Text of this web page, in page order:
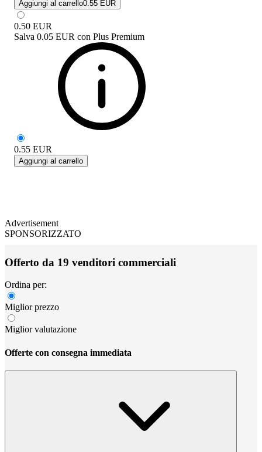
Aggiungi al carrello0.55 EUR
0.50 EUR
Salva 0.05 EUR con Plus Premium
0.55 EUR
Aggiungi al carrello
Advertisement
SPONSORIZZATO
Offerto da 19 venditori commerciali
Ordina per:
Miglior prezzo
Miglior valutazione
Offerte con consegna immediata